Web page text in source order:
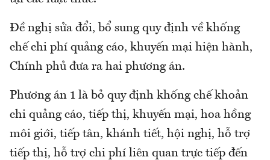
Đề nghị sửa đổi, bổ sung quy định về khống
chế chi phí quảng cáo, khuyến mại hiện hành,
Chính phủ đưa ra hai phương án.
Phương án 1 là bỏ quy định khống chế khoản
chi quảng cáo, tiếp thị, khuyến mại, hoa hồng
môi giới, tiếp tân, khánh tiết, hội nghị, hỗ trợ
tiếp thị, hỗ trợ chi phí liên quan trực tiếp đến